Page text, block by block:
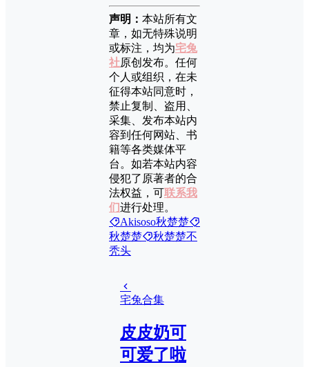
声明： 本站所有文
章，如无特殊说明
或标注，均为宅兔
社原创发布。任何
个人或组织，在未
征得本站同意时，
禁止复制、盗用、
采集、发布本站内
容到任何网站、书
籍等各类媒体平
台。如若本站内容
侵犯了原著者的合
法权益，可联系我
们进行处理。
Akisoso秋楚楚
秋楚楚
秋楚楚不
秃头
宅兔合集
皮皮奶可
可爱了啦